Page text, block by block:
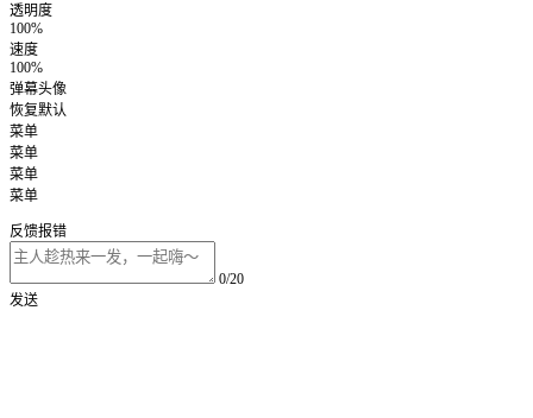
透明度
100%
速度
100%
弹幕头像
恢复默认
菜单
菜单
菜单
菜单
反馈报错
0/20
发送